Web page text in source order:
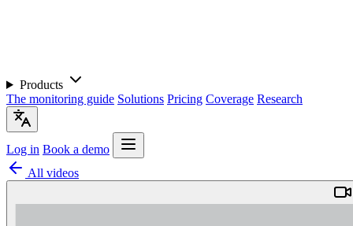
Products
The monitoring guide Solutions Pricing Coverage Research
Log in Book a demo
All videos